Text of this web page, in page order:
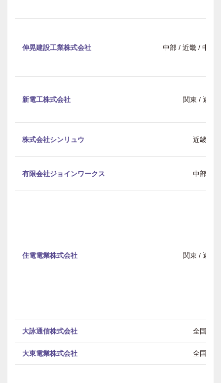
伸晃建設工業株式会社 中部 / 近畿 / 中国
新電工株式会社 関東 / 近畿
株式会社シンリュウ 近畿
有限会社ジョインワークス 中部
住電電業株式会社 関東 / 近畿
大詠通信株式会社 全国
大東電業株式会社 全国